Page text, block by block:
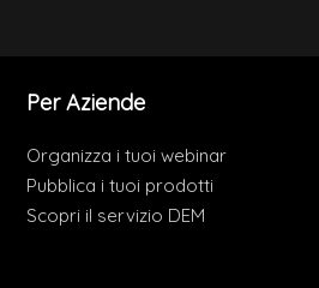
Per Aziende
Organizza i tuoi webinar
Pubblica i tuoi prodotti
Scopri il servizio DEM